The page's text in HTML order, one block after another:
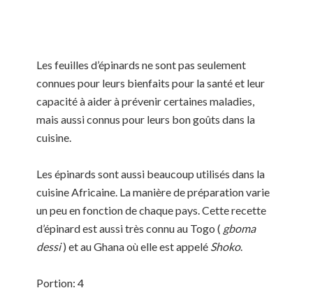
Les feuilles d’épinards ne sont pas seulement
connues pour leurs bienfaits pour la santé et leur
capacité à aider à prévenir certaines maladies,
mais aussi connus pour leurs bon goûts dans la
cuisine.
Les épinards sont aussi beaucoup utilisés dans la
cuisine Africaine. La manière de préparation varie
un peu en fonction de chaque pays. Cette recette
d’épinard est aussi très connu au Togo ( gboma
dessi) et au Ghana où elle est appelé Shoko.
Portion: 4